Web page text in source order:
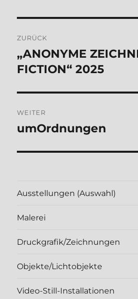
ZURÜCK
Vorheriger
Beitrag:
„ANONYME
FICTION“ 2025
WEITER
Nächster
umOrdnungen
Ausstellungen (Auswahl)
Malerei
Druckgrafik/Zeichnungen
Objekte/Lichtobjekte
Video-Still-Installationen